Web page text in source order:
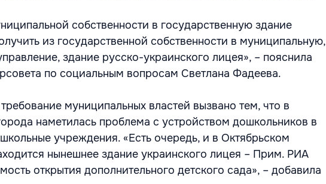
собственности в государственную здание
из государственной собственности в муниципальную,
здание русско-украинского лицея», – пояснила
по социальным вопросам Светлана Фадеева.
муниципальных властей вызвано тем, что в
наметилась проблема с устройством дошкольников в
учреждения. «Есть очередь, и в Октябрьском
нынешнее здание украинского лицея – Прим. РИА
открытия дополнительного детского сада», – добавила